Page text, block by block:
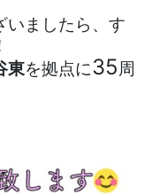
いましたら、す
東を拠点に35周